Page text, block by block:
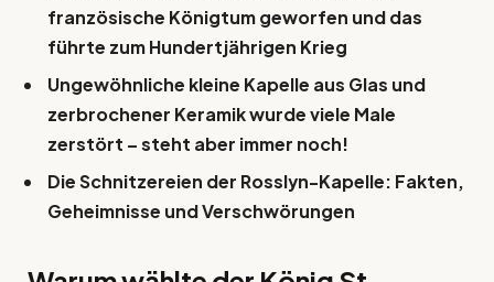
französische Königtum geworfen und das
führte zum Hundertjährigen Krieg
Ungewöhnliche kleine Kapelle aus Glas und
zerbrochener Keramik wurde viele Male
zerstört – steht aber immer noch!
Die Schnitzereien der Rosslyn-Kapelle: Fakten,
Geheimnisse und Verschwörungen